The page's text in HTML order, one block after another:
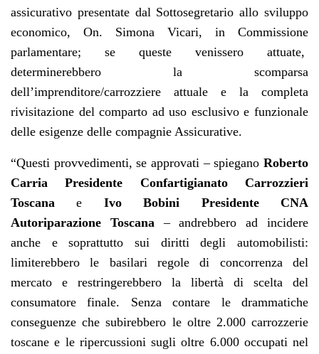
assicurativo presentate dal Sottosegretario allo sviluppo
economico, On. Simona Vicari, in Commissione
parlamentare; se queste venissero attuate,
determinerebbero la scomparsa
dell’imprenditore/carrozziere attuale e la completa
rivisitazione del comparto ad uso esclusivo e funzionale
delle esigenze delle compagnie Assicurative.
“Questi provvedimenti, se approvati – spiegano Roberto
Carria Presidente Confartigianato Carrozzieri
Toscanae Ivo Bobini Presidente CNA
Autoriparazione Toscana– andrebbero ad incidere
anche e soprattutto sui diritti degli automobilisti:
limiterebbero le basilari regole di concorrenza del
mercato e restringerebbero la libertà di scelta del
consumatore finale. Senza contare le drammatiche
conseguenze che subirebbero le oltre 2.000 carrozzerie
toscane e le ripercussioni sugli oltre 6.000 occupati nel